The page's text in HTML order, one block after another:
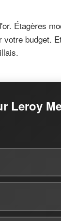
Étagères
budget.
Leroy